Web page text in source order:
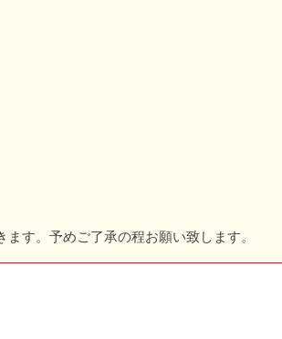
す。予めご了承の程お願い致します。